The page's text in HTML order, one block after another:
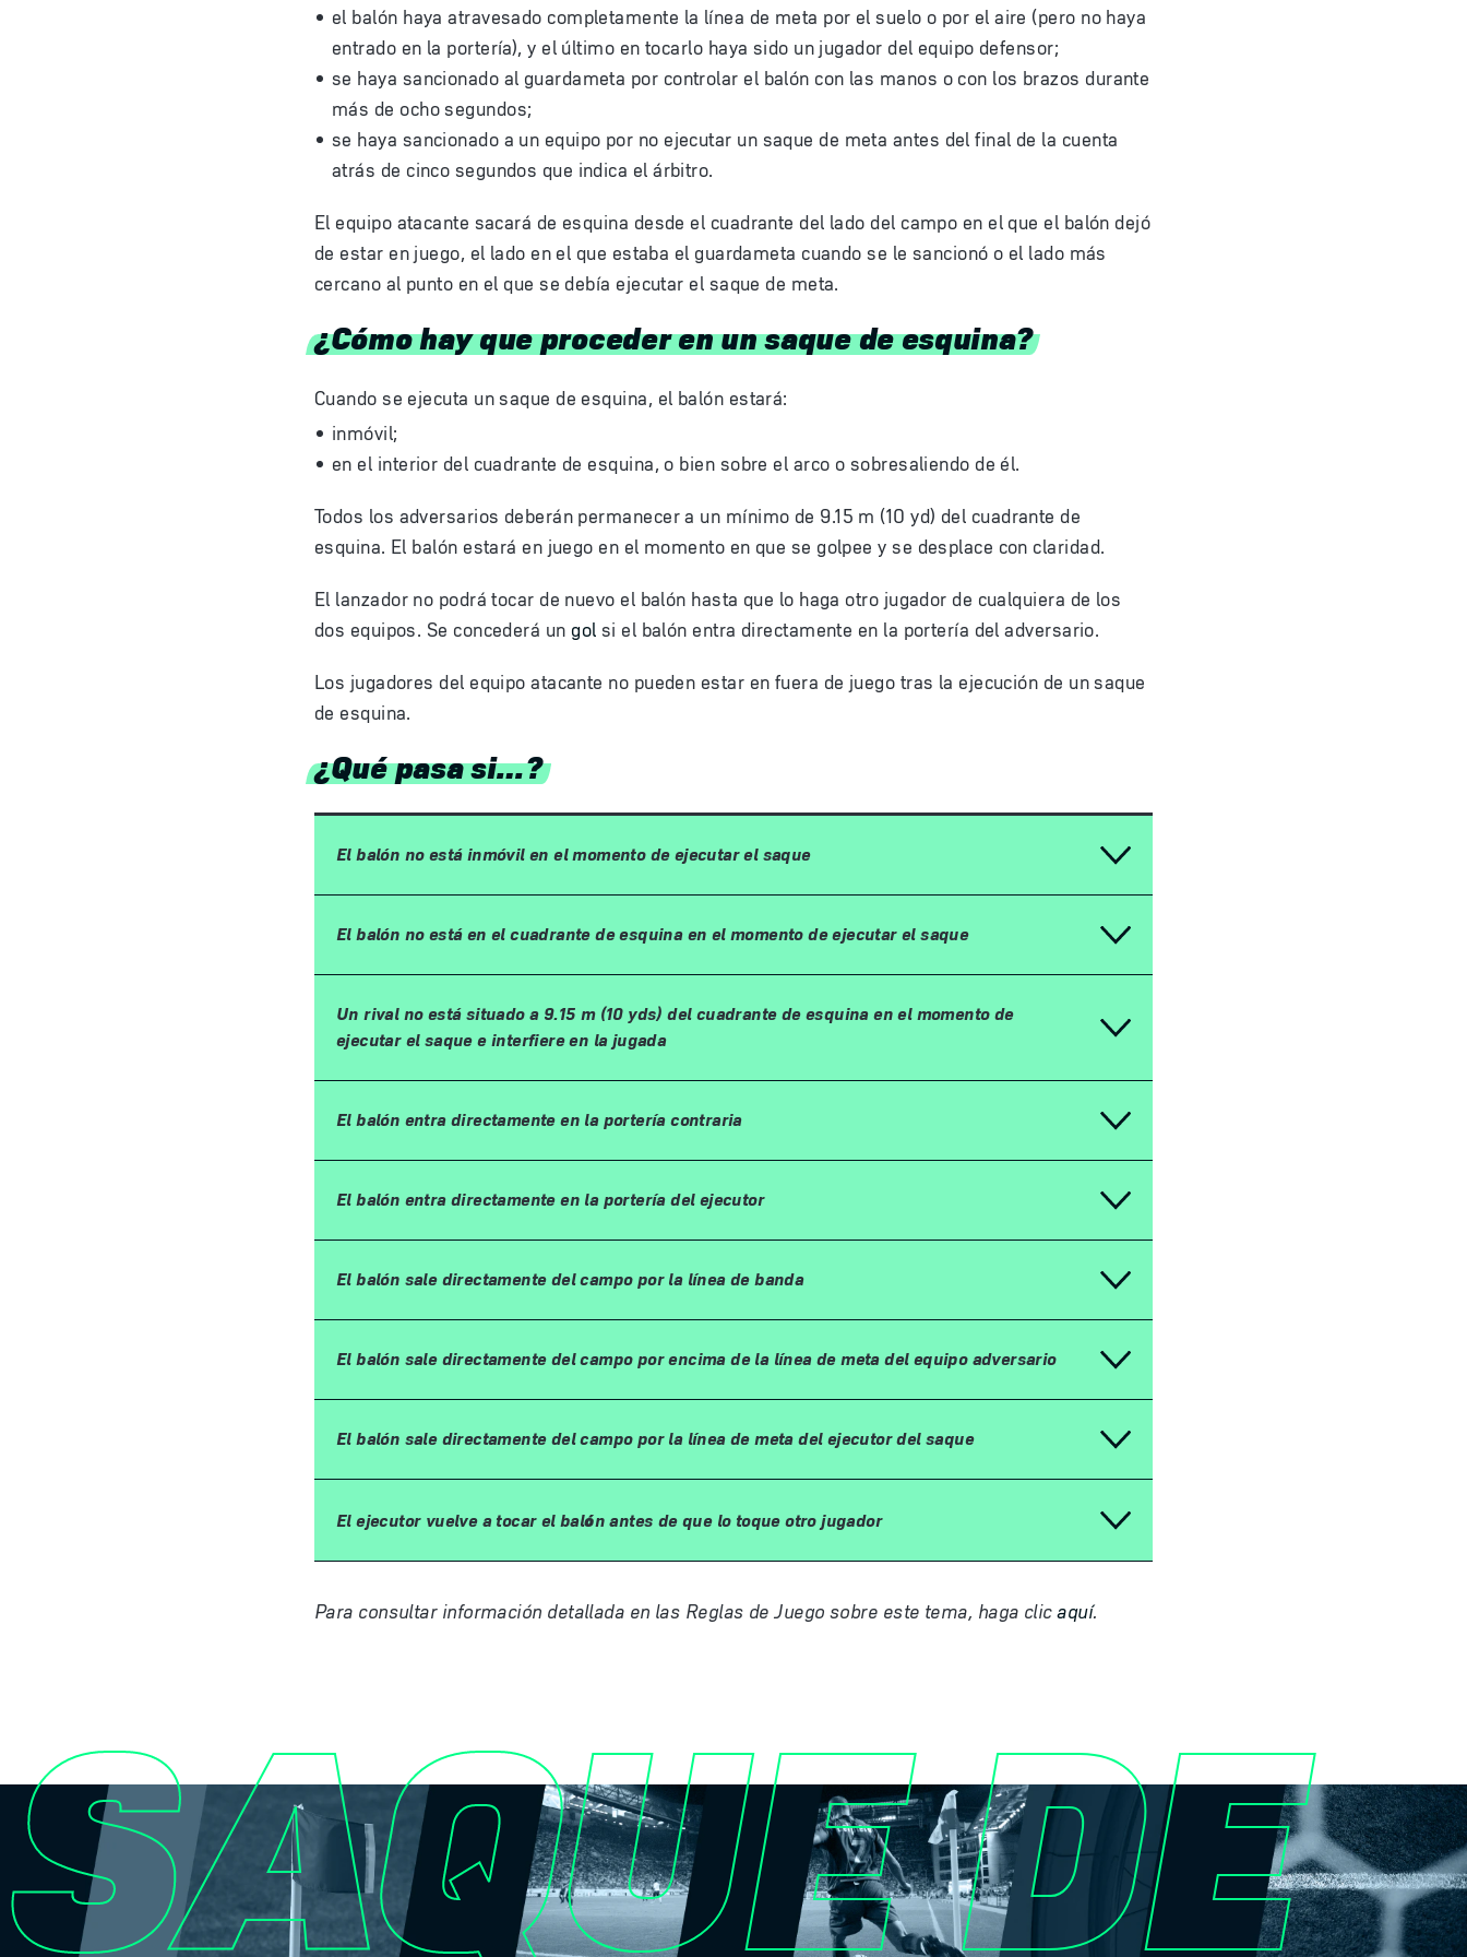
el balón haya atravesado completamente la línea de meta por el suelo o por el aire (pero no haya
entrado en la portería), y el último en tocarlo haya sido un jugador del equipo defensor;
se haya sancionado al guardameta por controlar el balón con las manos o con los brazos durante
más de ocho segundos;
se haya sancionado a un equipo por no ejecutar un saque de meta antes del final de la cuenta
atrás de cinco segundos que indica el árbitro.
El equipo atacante sacará de esquina desde el cuadrante del lado del campo en el que el balón dejó
de estar en juego, el lado en el que estaba el guardameta cuando se le sancionó o el lado más
cercano al punto en el que se debía ejecutar el saque de meta.
¿Cómo hay que proceder en un saque de esquina?
Cuando se ejecuta un saque de esquina, el balón estará:
inmóvil;
en el interior del cuadrante de esquina, o bien sobre el arco o sobresaliendo de él.
Todos los adversarios deberán permanecer a un mínimo de 9.15 m (10 yd) del cuadrante de
esquina. El balón estará en juego en el momento en que se golpee y se desplace con claridad.
El lanzador no podrá tocar de nuevo el balón hasta que lo haga otro jugador de cualquiera de los
dos equipos. Se concederá un gol si el balón entra directamente en la portería del adversario.
Los jugadores del equipo atacante no pueden estar en fuera de juego tras la ejecución de un saque
de esquina.
¿Qué pasa si…?
El balón no está inmóvil en el momento de ejecutar el saque
El balón no está en el cuadrante de esquina en el momento de ejecutar el saque
Un rival no está situado a 9.15 m (10 yds) del cuadrante de esquina en el momento de
ejecutar el saque e interfiere en la jugada
El balón entra directamente en la portería contraria
El balón entra directamente en la portería del ejecutor
El balón sale directamente del campo por la línea de banda
El balón sale directamente del campo por encima de la línea de meta del equipo adversario
El balón sale directamente del campo por la línea de meta del ejecutor del saque
El ejecutor vuelve a tocar el balón antes de que lo toque otro jugador
Para consultar información detallada en las Reglas de Juego sobre este tema, haga clicaquí.
SAQUE DE